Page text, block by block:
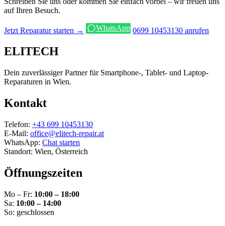
auf Ihren Besuch.
Jetzt Reparatur starten → WhatsApp 0699 10453130 anrufen
ELITECH
Dein zuverlässiger Partner für Smartphone-, Tablet- und Laptop-
Reparaturen in Wien.
Kontakt
Telefon: +43 699 10453130
E-Mail: office@elitech-repair.at
WhatsApp: Chat starten
Standort: Wien, Österreich
Öffnungszeiten
Mo – Fr: 10:00 – 18:00
Sa: 10:00 – 14:00
So: geschlossen